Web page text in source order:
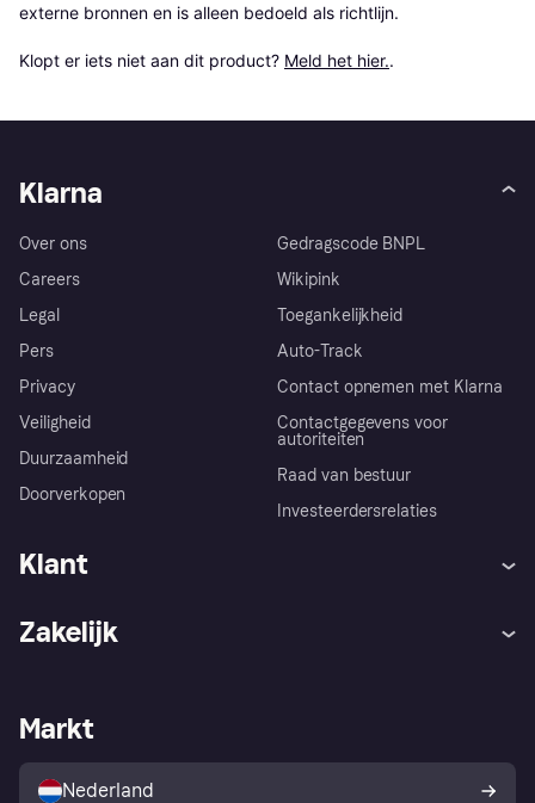
externe bronnen en is alleen bedoeld als richtlijn.
Klopt er iets niet aan dit product? Meld het hier..
Klarna
Over ons
Careers
Legal
Pers
Privacy
Veiligheid
Duurzaamheid
Doorverkopen
Gedragscode BNPL
Wikipink
Toegankelijkheid
Auto-Track
Contact opnemen met Klarna
Contactgegevens voor
autoriteiten
Raad van bestuur
Investeerdersrelaties
Klant
Winkeloverzicht
Kopersbescherming voor
consumenten
Zakelijk
Zakelijke login
Markt
Nederland